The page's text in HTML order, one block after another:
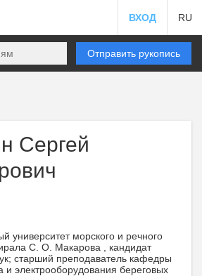
ВХОД RU
Отправить рукопись
Сергей
университет морского и речного
С. О. Макарова , кандидат
старший преподаватель кафедры
и электрооборудования береговых